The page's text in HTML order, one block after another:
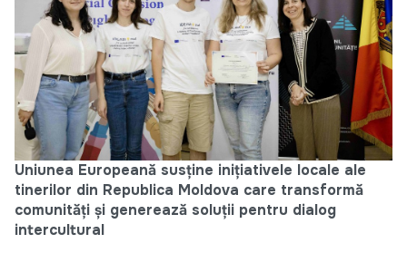
Uniunea Europeană susține inițiativele locale ale
tinerilor din Republica Moldova care transformă
comunități și generează soluții pentru dialog
intercultural